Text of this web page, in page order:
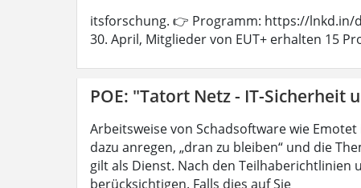
itsforschung. 👉 Programm: https://lnkd.in/
30. April, Mitglieder von EUT+ erhalten 15
POE: "Tatort Netz - IT-Sicherheit
Arbeitsweise von Schadsoftware wie
dazu anregen, „dran zu bleiben“ und die
gilt als Dienst. Nach den Teilhaberichtlinien
berücksichtigen. Falls dies auf Sie